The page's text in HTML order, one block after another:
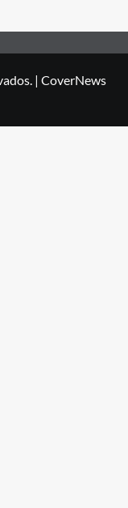
| CoverNews